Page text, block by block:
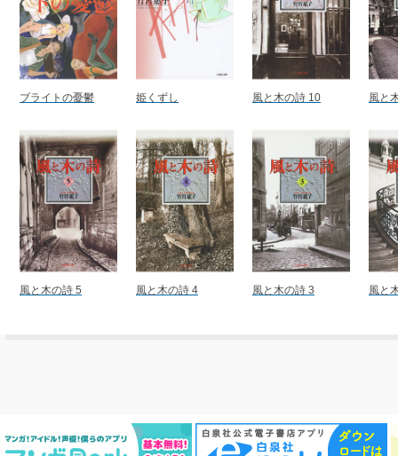
ブライトの憂鬱 姫くずし 風と木の詩 10 風と
風と木の詩 5 風と木の詩 4 風と木の詩 3 風と